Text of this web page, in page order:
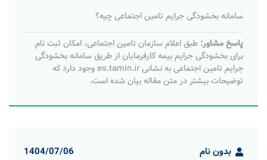
سامانه بخشودگی جرایم تامین اجتماعی چیه؟
پاسخ مشاور: طبق اعلام سازمان تامین اجتماعی، امکان ثبت نام
برای بخشودگی جرایم بیمه کارفرمایان از طریق سامانه بخشودگی
جرایم تامین اجتماعی به نشانی es.tamin.ir وجود دارد که
توضیحات بیشتر در متن مقاله بیان شده است.
بدون نام 1404/07/06